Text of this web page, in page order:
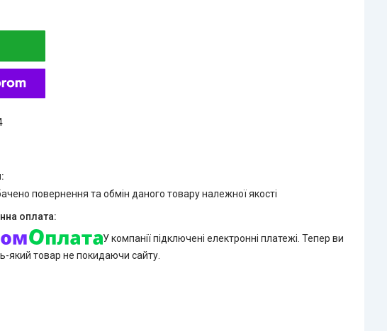
повернення та обмін даного товару належної якості
У компанії підключені електронні платежі. Тепер ви
який товар не покидаючи сайту.